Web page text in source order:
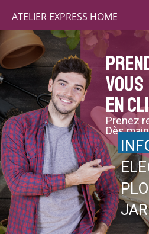
ATELIER EXPRESS HOME
vous
en
Prenez
Dès